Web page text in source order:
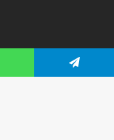
Telegram